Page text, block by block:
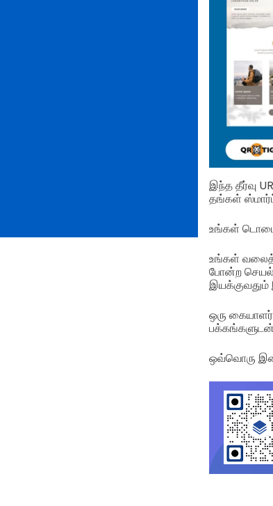
இந்த தீர்வு
தங்கள்
உங்கள்
உங்கள்
போன்ற
இயக்குவதும்
ஒரு கையாளர்
பக்கங்களுடன்
ஒவ்வொரு